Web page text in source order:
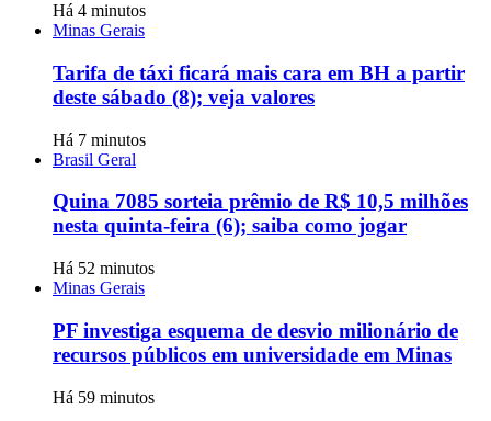
Há 4 minutos
Minas Gerais
Tarifa de táxi ficará mais cara em BH a partir
deste sábado (8); veja valores
Há 7 minutos
Brasil Geral
Quina 7085 sorteia prêmio de R$ 10,5 milhões
nesta quinta-feira (6); saiba como jogar
Há 52 minutos
Minas Gerais
PF investiga esquema de desvio milionário de
recursos públicos em universidade em Minas
Há 59 minutos